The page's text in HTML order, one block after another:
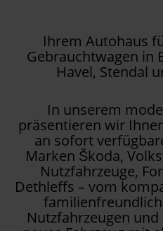
Ihrem Autohaus
Gebrauchtwagen in
Havel, Stendal
In unserem
präsentieren wir
an sofort
Marken Škoda,
Nutzfahrzeuge,
Dethleffs – vom
Nutzfahrzeugen